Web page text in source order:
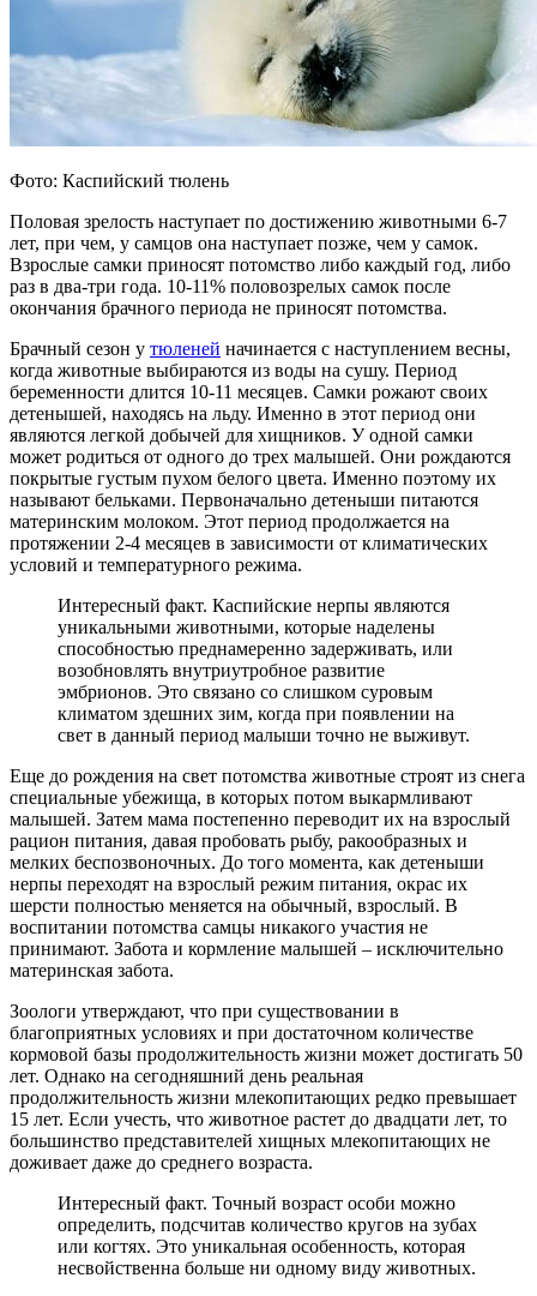
Фото: Каспийский тюлень
Половая зрелость наступает по достижению животными 6-7
лет, при чем, у самцов она наступает позже, чем у самок.
Взрослые самки приносят потомство либо каждый год, либо
раз в два-три года. 10-11% половозрелых самок после
окончания брачного периода не приносят потомства.
Брачный сезон у тюленей начинается с наступлением весны,
когда животные выбираются из воды на сушу. Период
беременности длится 10-11 месяцев. Самки рожают своих
детенышей, находясь на льду. Именно в этот период они
являются легкой добычей для хищников. У одной самки
может родиться от одного до трех малышей. Они рождаются
покрытые густым пухом белого цвета. Именно поэтому их
называют бельками. Первоначально детеныши питаются
материнским молоком. Этот период продолжается на
протяжении 2-4 месяцев в зависимости от климатических
условий и температурного режима.
Интересный факт. Каспийские нерпы являются
уникальными животными, которые наделены
способностью преднамеренно задерживать, или
возобновлять внутриутробное развитие
эмбрионов. Это связано со слишком суровым
климатом здешних зим, когда при появлении на
свет в данный период малыши точно не выживут.
Еще до рождения на свет потомства животные строят из снега
специальные убежища, в которых потом выкармливают
малышей. Затем мама постепенно переводит их на взрослый
рацион питания, давая пробовать рыбу, ракообразных и
мелких беспозвоночных. До того момента, как детеныши
нерпы переходят на взрослый режим питания, окрас их
шерсти полностью меняется на обычный, взрослый. В
воспитании потомства самцы никакого участия не
принимают. Забота и кормление малышей – исключительно
материнская забота.
Зоологи утверждают, что при существовании в
благоприятных условиях и при достаточном количестве
кормовой базы продолжительность жизни может достигать 50
лет. Однако на сегодняшний день реальная
продолжительность жизни млекопитающих редко превышает
15 лет. Если учесть, что животное растет до двадцати лет, то
большинство представителей хищных млекопитающих не
доживает даже до среднего возраста.
Интересный факт. Точный возраст особи можно
определить, подсчитав количество кругов на зубах
или когтях. Это уникальная особенность, которая
несвойственна больше ни одному виду животных.